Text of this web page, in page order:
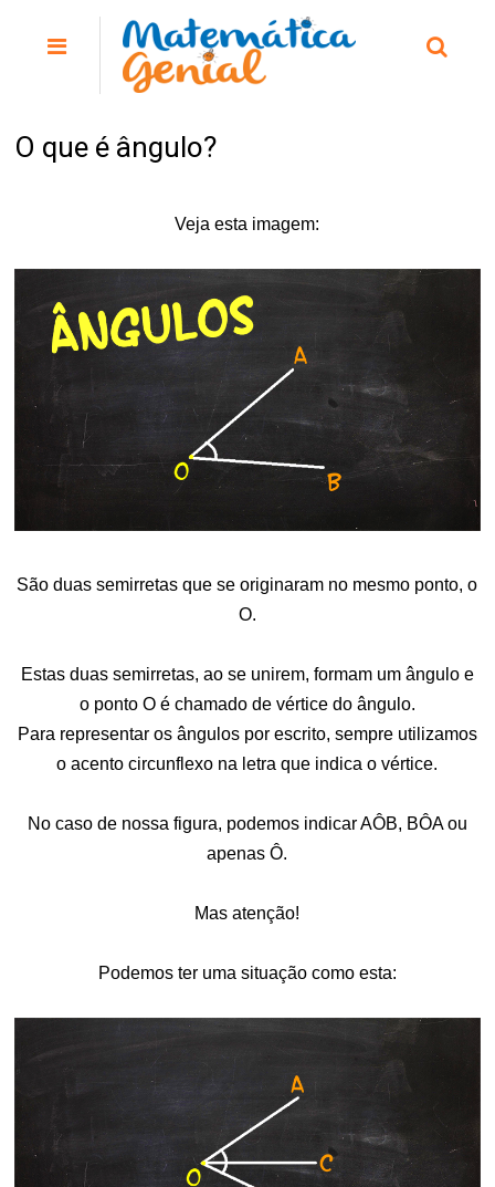
O que é ângulo?
Veja esta imagem:
São duas semirretas que se originaram no mesmo ponto, o
O.
Estas duas semirretas, ao se unirem, formam um ângulo e
o ponto O é chamado de vértice do ângulo.
Para representar os ângulos por escrito, sempre utilizamos
o acento circunflexo na letra que indica o vértice.
No caso de nossa figura, podemos indicar AÔB, BÔA ou
apenas Ô.
Mas atenção!
Podemos ter uma situação como esta: